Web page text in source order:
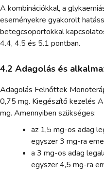
A kombinációkkal, a
eseményekre gyakorolt
betegcsoportokkal
4.4, 4.5 és 5.1 pontban.
4.2 Adagolás és
Adagolás Felnőttek
0,75 mg. Kiegészítő kezelés
mg. Amennyiben szükséges:
az 1,5 mg-os adag
egyszer 3 mg-ra
a 3 mg-os adag
egyszer 4,5 mg-ra